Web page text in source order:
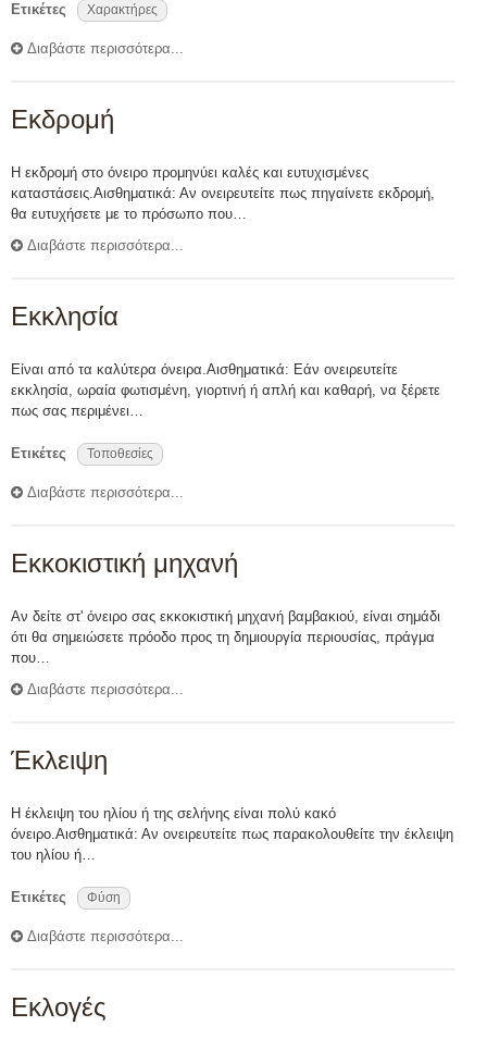
Ετικέτες Χαρακτήρες
Διαβάστε περισσότερα...
Εκδρομή
Η εκδρομή στο όνειρο προμηνύει καλές και ευτυχισμένες
καταστάσεις.Αισθηματικά: Αν ονειρευτείτε πως πηγαίνετε εκδρομή,
θα ευτυχήσετε με το πρόσωπο που…
Διαβάστε περισσότερα...
Εκκλησία
Είναι από τα καλύτερα όνειρα.Αισθηματικά: Εάν ονειρευτείτε
εκκλησία, ωραία φωτισμένη, γιορτινή ή απλή και καθαρή, να ξέρετε
πως σας περιμένει…
Ετικέτες Τοποθεσίες
Διαβάστε περισσότερα...
Εκκοκιστική μηχανή
Αν δείτε στ' όνειρο σας εκκοκιστική μηχανή βαμβακιού, είναι σημάδι
ότι θα σημειώσετε πρόοδο προς τη δημιουργία περιουσίας, πράγμα
που…
Διαβάστε περισσότερα...
Έκλειψη
Η έκλειψη του ηλίου ή της σελήνης είναι πολύ κακό
όνειρο.Αισθηματικά: Αν ονειρευτείτε πως παρακολουθείτε την έκλειψη
του ηλίου ή…
Ετικέτες Φύση
Διαβάστε περισσότερα...
Εκλογές